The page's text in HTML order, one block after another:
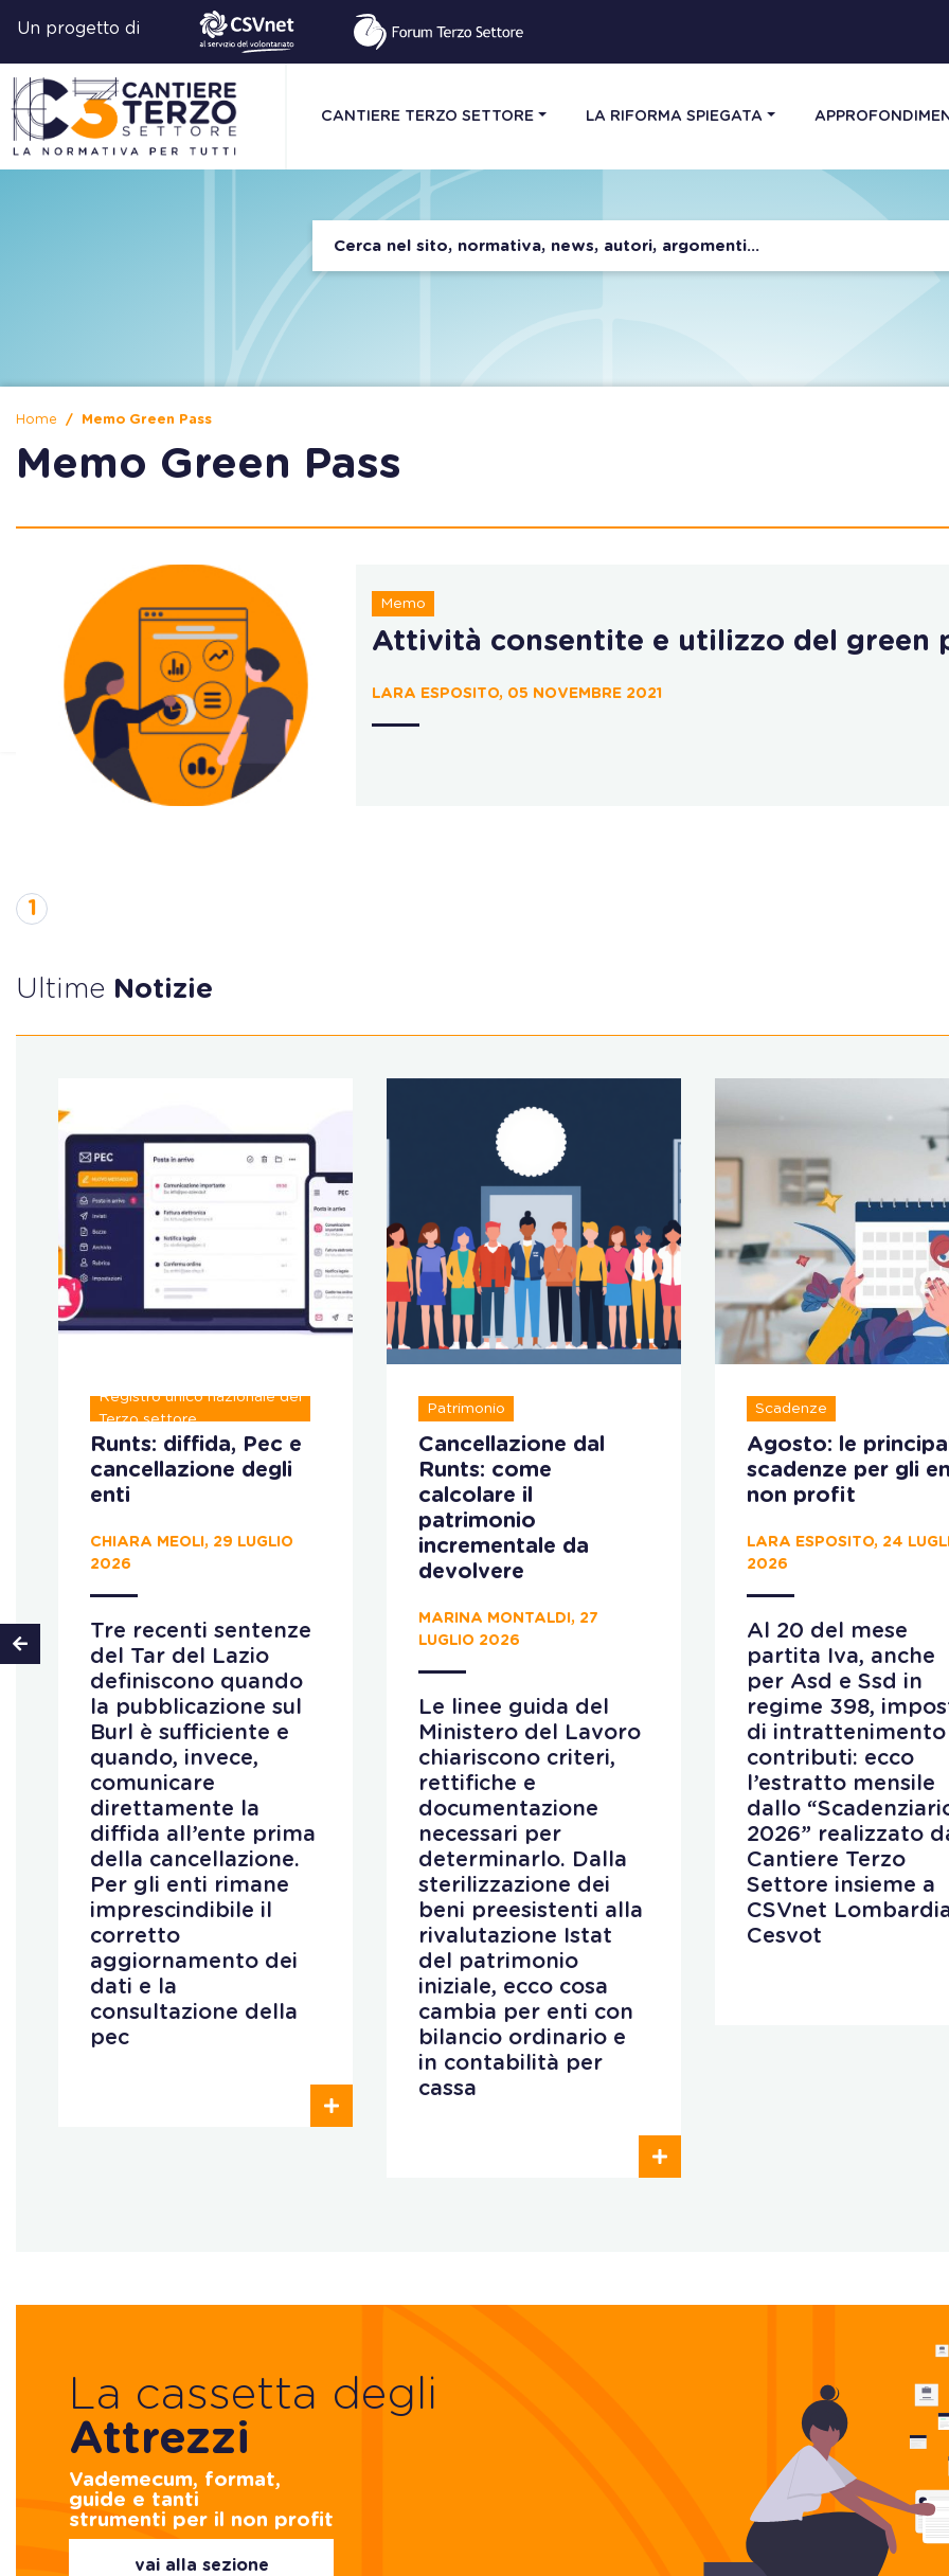
Un progetto di
CANTIERE TERZO SETTORE LA RIFORMA SPIEGATA
Home Memo Green Pass
Memo Green Pass
Memo
Attività consentite e utilizzo del green
LARA ESPOSITO, 05 NOVEMBRE 2021
1
Ultime Notizie
Registro unico nazionale del
Terzo settore
Runts: diffida, Pec e
cancellazione degli
enti
CHIARA MEOLI, 29 LUGLIO
2026
Tre recenti sentenze
del Tar del Lazio
definiscono quando
la pubblicazione sul
Burl è sufficiente e
quando, invece,
comunicare
direttamente la
diffida all’ente prima
della cancellazione.
Per gli enti rimane
imprescindibile il
corretto
aggiornamento dei
dati e la
consultazione della
pec
Patrimonio
Cancellazione dal
Runts: come
calcolare il
patrimonio
incrementale da
devolvere
MARINA MONTALDI, 27
LUGLIO 2026
Le linee guida del
Ministero del Lavoro
chiariscono criteri,
rettifiche e
documentazione
necessari per
determinarlo. Dalla
sterilizzazione dei
beni preesistenti alla
rivalutazione Istat
del patrimonio
iniziale, ecco cosa
cambia per enti con
bilancio ordinario e
in contabilità per
cassa
Scadenze
Agosto: le
scadenze per gli
non profit
LARA ESPOSITO, 24
2026
Al 20 del mese
partita Iva, anche
per Asd e Ssd in
regime 398,
di intrattenimento
contributi: ecco
l’estratto mensile
dallo
2026” realizzato
Cantiere Terzo
Settore insieme a
CSVnet
Cesvot
La cassetta degli
Attrezzi
Vademecum, format,
guide e tanti
strumenti per il non profit
vai alla sezione